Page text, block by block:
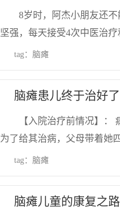
8岁时，阿杰小朋友还
坚强，每天接受4次中医治
tag： 脑瘫
脑瘫患儿终于治好了
【入院治疗前情况】：
为了给其治病，父母带着
tag： 脑瘫
脑瘫儿童的康复之路